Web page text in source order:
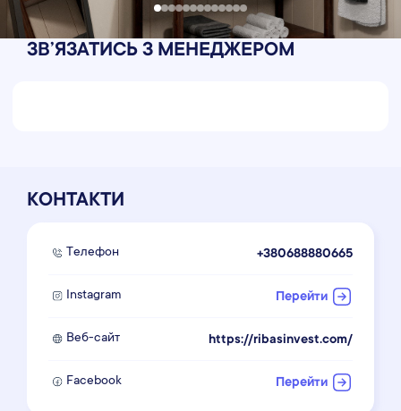
ЗВʼЯЗАТИСЬ З МЕНЕДЖЕРОМ
КОНТАКТИ
Телефон +380688880665
Instagram Перейти
Веб-сайт https://ribasinvest.com/
Facebook Перейти